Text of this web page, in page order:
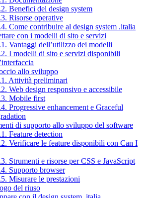
Benefici del design system
Risorse operative
Come contribuire al design system .italia
con i modelli di sito e servizi
Vantaggi dell’utilizzo dei modelli
I modelli di sito e servizi disponibili
allo sviluppo
Attività preliminari
Web design responsivo e accessibile
Mobile first
Progressive enhancement e Graceful
di supporto allo sviluppo del software
Feature detection
Verificare le feature disponibili con Can I
Strumenti e risorse per CSS e JavaScript
Supporto browser
Misurare le prestazioni
del riuso